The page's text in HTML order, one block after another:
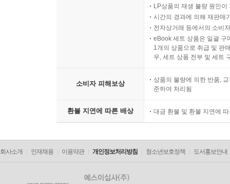
LP상품의 재생 불량 원인
시간의 경과에 의해 재판매
전자상거래 등에서의 소비
eBook 세트 상품은 일괄 구
1개의 상품으로 취급 및 판
우, 세트 상품 전부 및 세트
소비자 피해보상
상품의 불량에 의한 반품,
준하여 처리됨
환불 지연에 따른 배상 대금 환불 및 환불 지연에
회사소개 인재채용 이용약관 개인정보처리방침 청소년보호정책 도서홍보안내